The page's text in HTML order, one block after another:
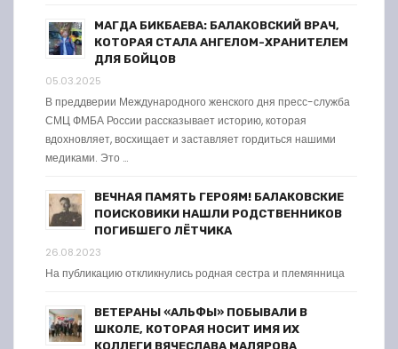
МАГДА БИКБАЕВА: БАЛАКОВСКИЙ ВРАЧ,
КОТОРАЯ СТАЛА АНГЕЛОМ-ХРАНИТЕЛЕМ
ДЛЯ БОЙЦОВ
05.03.2025
В преддверии Международного женского дня пресс-служба
СМЦ ФМБА России рассказывает историю, которая
вдохновляет, восхищает и заставляет гордиться нашими
медиками. Это …
ВЕЧНАЯ ПАМЯТЬ ГЕРОЯМ! БАЛАКОВСКИЕ
ПОИСКОВИКИ НАШЛИ РОДСТВЕННИКОВ
ПОГИБШЕГО ЛЁТЧИКА
26.08.2023
На публикацию откликнулись родная сестра и племянница
ВЕТЕРАНЫ «АЛЬФЫ» ПОБЫВАЛИ В
ШКОЛЕ, КОТОРАЯ НОСИТ ИМЯ ИХ
КОЛЛЕГИ ВЯЧЕСЛАВА МАЛЯРОВА